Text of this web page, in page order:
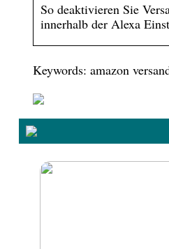
So deaktivieren Sie
innerhalb der Alexa
Keywords: amazon